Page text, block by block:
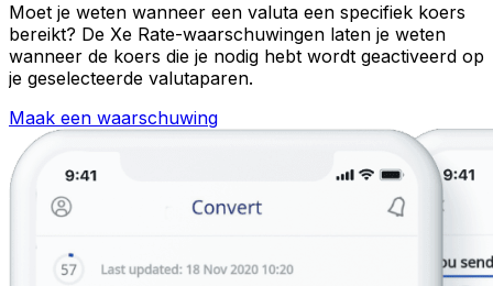
Moet je weten wanneer een valuta een specifiek koers
bereikt? De Xe Rate-waarschuwingen laten je weten
wanneer de koers die je nodig hebt wordt geactiveerd op
je geselecteerde valutaparen.
Maak een waarschuwing